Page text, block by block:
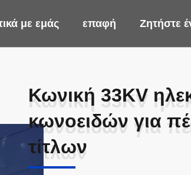
με εμάς επαφή Ζητήστε
Κωνική 33KV
κωνοειδών για
τίτλων
Κωνική 33KV
κωνοειδών για
τίτλων